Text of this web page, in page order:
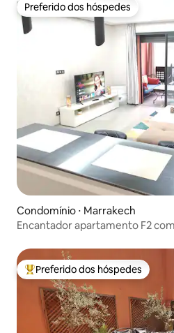
Preferido dos hóspedes
Preferido dos hóspedes
Condomínio ⋅ Marrakech
Encantador apartamento F2
Entre os melhores preferidos
Preferido dos hóspedes